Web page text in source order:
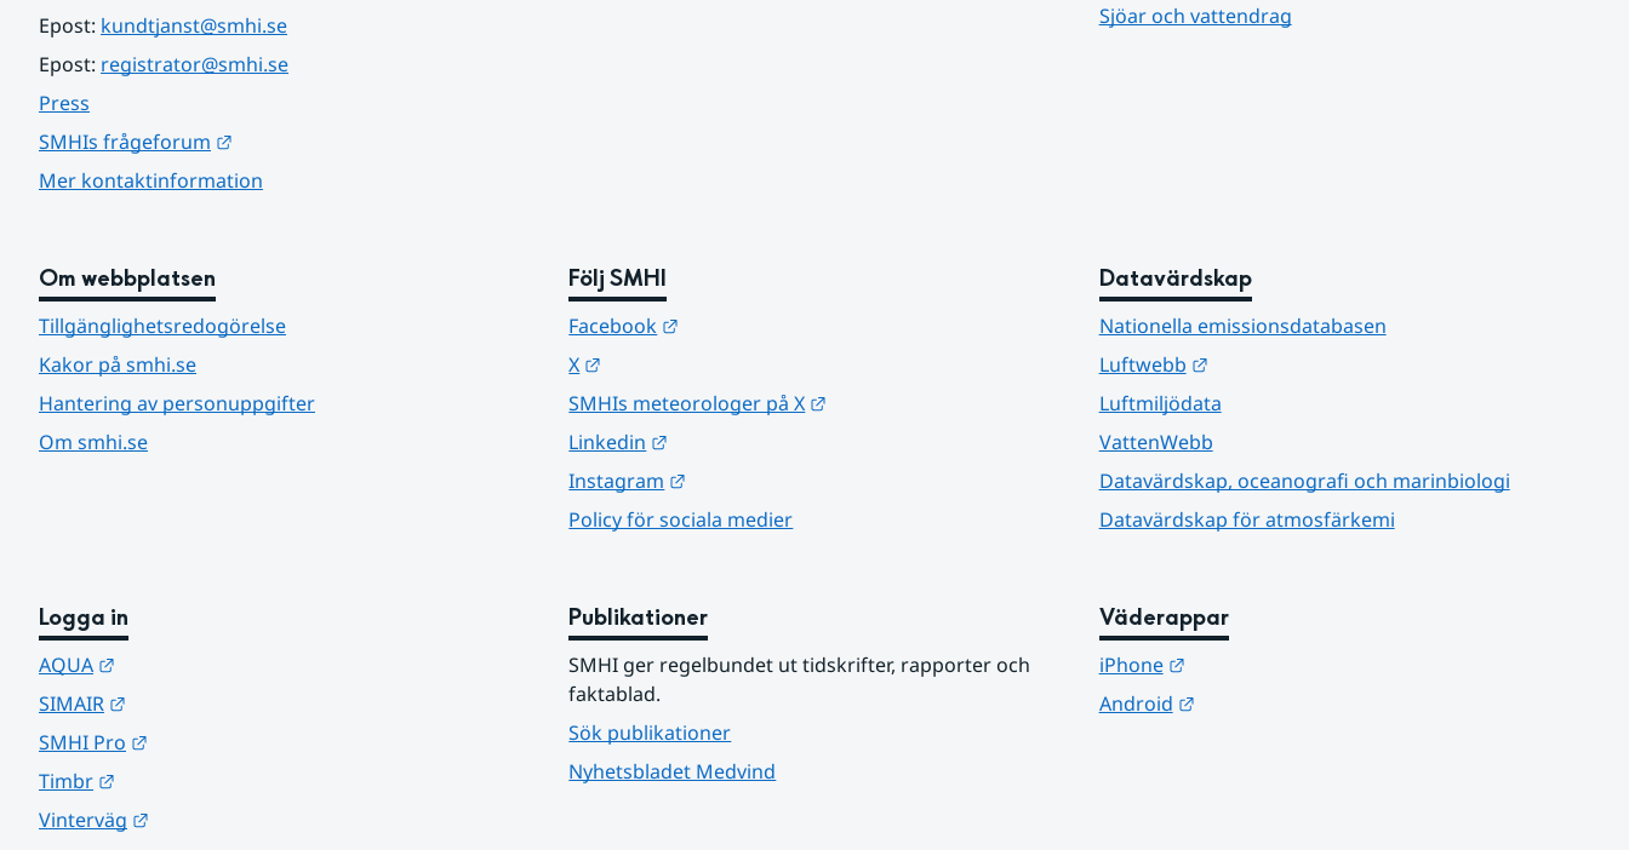
Epost: kundtjanst@smhi.se
Epost: registrator@smhi.se
Press
SMHIs frågeforum
Mer kontaktinformation
Sjöar och vattendrag
Om webbplatsen
Tillgänglighetsredogörelse
Kakor på smhi.se
Hantering av personuppgifter
Om smhi.se
Följ SMHI
Facebook
X
SMHIs meteorologer på X
Linkedin
Instagram
Policy för sociala medier
Datavärdskap
Nationella emissionsdatabasen
Luftwebb
Länk till annan webbplats.
Luftmiljödata
VattenWebb
Datavärdskap, oceanografi och marinbiologi
Datavärdskap för atmosfärkemi
Logga in
AQUA
SIMAIR
SMHI Pro
Timbr
Vinterväg
Publikationer
SMHI ger regelbundet ut tidskrifter, rapporter och
faktablad.
Sök publikationer
Nyhetsbladet Medvind
Väderappar
iPhone
Länk till annan webbplats.
Android
Länk till annan webbplats.